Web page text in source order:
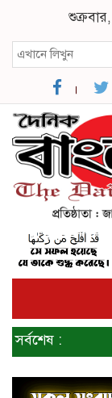
সর্বশেষ :